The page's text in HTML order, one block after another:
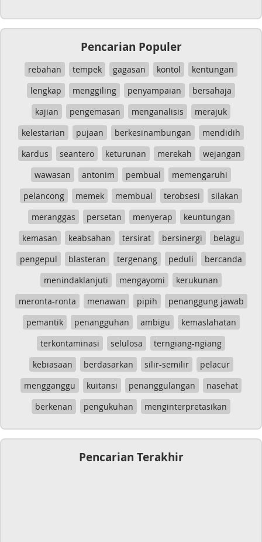
Pencarian Populer
rebahan tempek gagasan kontol
kentungan
lengkap
menggiling penyampaian
bersahaja
kajian
pengemasan menganalisis
merajuk
kelestarian
pujaan berkesinambungan
mendidih
kardus
seantero keturunan merekah
wejangan
wawasan
antonim pembual
memengaruhi
pelancong
memek membual terobsesi
silakan
meranggas
persetan menyerap
keuntungan
kemasan
keabsahan tersirat bersinergi
belagu
pengepul
blasteran tergenang peduli
bercanda
menindaklanjuti
mengayomi
kerukunan
meronta-ronta
menawan pipih
penanggung jawab
pemantik
penangguhan ambigu
kemaslahatan
terkontaminasi
selulosa
terngiang-ngiang
kebiasaan
berdasarkan silir-semilir
pelacur
mengganggu
kuitansi penanggulangan
nasehat
berkenan
pengukuhan menginterpretasikan
Pencarian Terakhir